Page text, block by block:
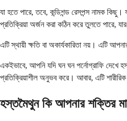
যা হতে পারে, তবে, কন্ডিশন্ড রেসপন্স নামক কিছু।
প্রতিক্রিয়া অর্জন করা কঠিন করে তুলতে পারে,
এটি স্থায়ী ক্ষতি বা অকার্যকারিতা নয়। এটি
একইভাবে, আপনি যদি ঘন ঘন পর্নোগ্রাফি দেখে
প্রতিক্রিয়াশীল অনুভব করে। আবার, এটি
হস্তমৈথুন কি আপনার শক্তির